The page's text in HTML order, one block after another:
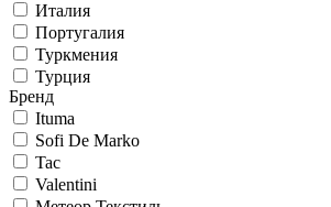
Италия
Португалия
Туркмения
Турция
Бренд
Ituma
Sofi De Marko
Tac
Valentini